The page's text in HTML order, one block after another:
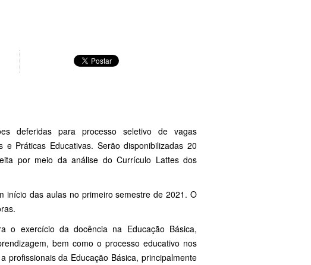
deferidas para processo seletivo de vagas
Práticas Educativas. Serão disponibilizadas 20
por meio da análise do Currículo Lattes dos
início das aulas no primeiro semestre de 2021. O
o exercício da docência na Educação Básica,
bem como o processo educativo nos
profissionais da Educação Básica, principalmente